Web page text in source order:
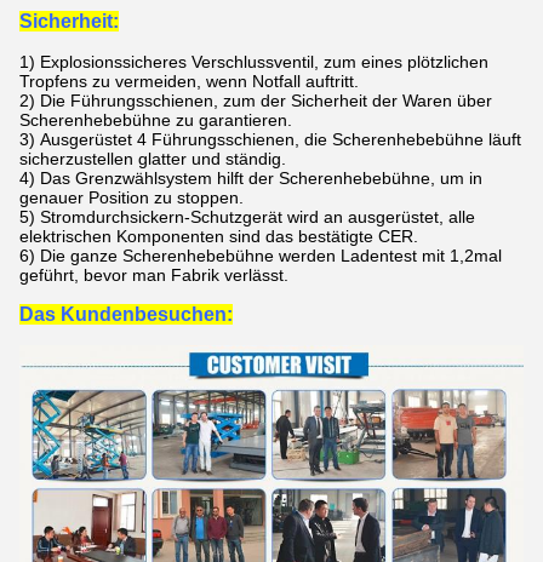
Sicherheit:
1) Explosionssicheres Verschlussventil, zum eines plötzlichen
Tropfens zu vermeiden, wenn Notfall auftritt.
2) Die Führungsschienen, zum der Sicherheit der Waren über
Scherenhebebühne zu garantieren.
3) Ausgerüstet 4 Führungsschienen, die Scherenhebebühne läuft
sicherzustellen glatter und ständig.
4) Das Grenzwählsystem hilft der Scherenhebebühne , um in
genauer Position zu stoppen.
5) Stromdurchsickern-Schutzgerät wird an ausgerüstet, alle
elektrischen Komponenten sind das bestätigte CER.
6) Die ganze Scherenhebebühne werden Ladentest mit 1,2mal
geführt, bevor man Fabrik verlässt.
Das Kunden besuchen: